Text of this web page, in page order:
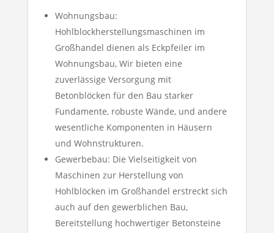
Wohnungsbau:
Hohlblockherstellungsmaschinen im
Großhandel dienen als Eckpfeiler im
Wohnungsbau, Wir bieten eine
zuverlässige Versorgung mit
Betonblöcken für den Bau starker
Fundamente, robuste Wände, und andere
wesentliche Komponenten in Häusern
und Wohnstrukturen.
Gewerbebau: Die Vielseitigkeit von
Maschinen zur Herstellung von
Hohlblöcken im Großhandel erstreckt sich
auch auf den gewerblichen Bau,
Bereitstellung hochwertiger Betonsteine ​​